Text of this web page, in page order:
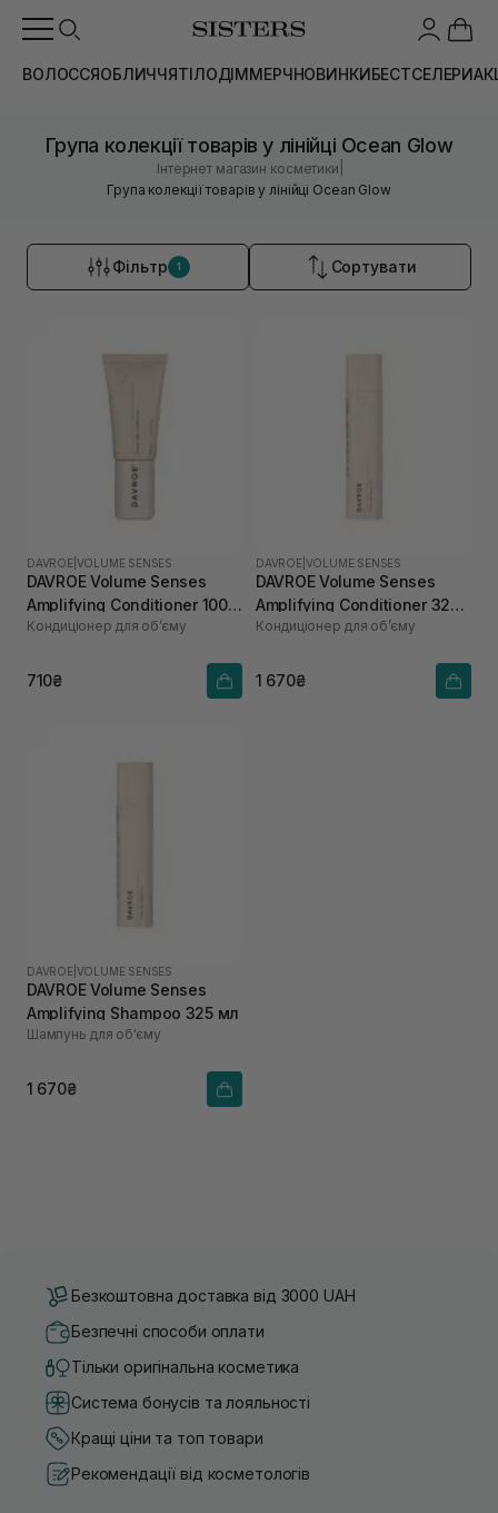
ВОЛОССЯОБЛИЧЧЯТІЛОДІММЕРЧНОВИНКИБЕСТСЕЛЕРИ
Група колекції товарів у лінійці Ocean Glow
Інтернет магазин косметики
Група колекції товарів у лінійці Ocean Glow
Фільтр 1 Сортувати
DAVROE VOLUME SENSES
DAVROE Volume Senses
Amplifying Conditioner 100
мл
Кондиціонер для об’єму
710₴
DAVROE VOLUME SENSES
DAVROE Volume Senses
Amplifying Conditioner 325
мл
Кондиціонер для об’єму
1 670₴
DAVROE VOLUME SENSES
DAVROE Volume Senses
Amplifying Shampoo 325 мл
Шампунь для об'єму
1 670₴
Безкоштовна доставка від 3000 UAH
Безпечні способи оплати
Тільки оригінальна косметика
Система бонусів та лояльності
Кращі ціни та топ товари
Рекомендації від косметологів